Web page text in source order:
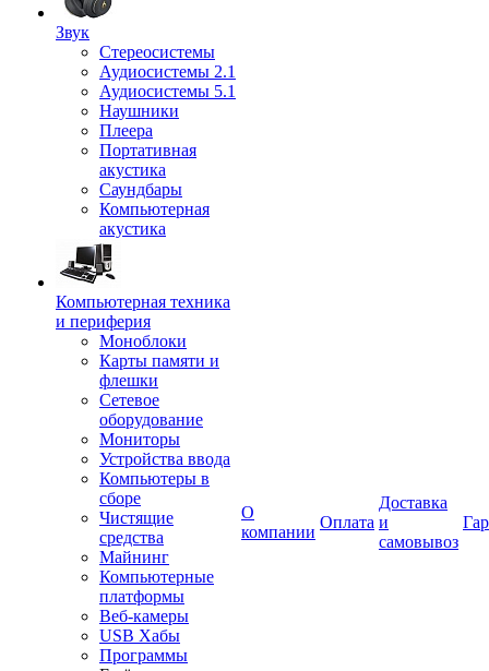
Звук
Стереосистемы
Аудиосистемы 2.1
Аудиосистемы 5.1
Наушники
Плеера
Портативная
акустика
Саундбары
Компьютерная
акустика
Компьютерная техника
и периферия
Моноблоки
Карты памяти и
флешки
Сетевое
оборудование
Мониторы
Устройства ввода
Компьютеры в
сборе
Чистящие
средства
Майнинг
Компьютерные
платформы
Веб-камеры
USB Хабы
Программы
О
компании
Оплата
Доставка
и
самовывоз